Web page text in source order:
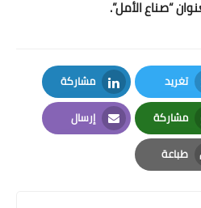
“صناع الأمل”.
تغريد
Twitter
مشاركة
LinkedIn
مشاركة
Whatsapp
إرسال
Email
طباعة
Print